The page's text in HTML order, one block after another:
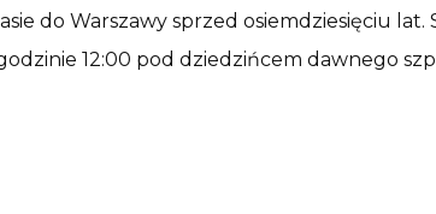
do Warszawy sprzed osiemdziesięciu lat.
12:00 pod dziedzińcem dawnego